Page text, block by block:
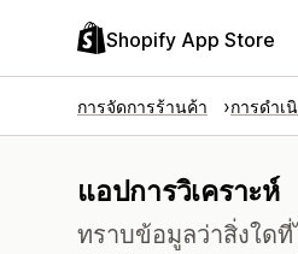
Shopify App Store
การจัดการร้านค้า การดำเ
แอปการวิเคราะห์
ทราบข้อมูลว่าสิ่งใด